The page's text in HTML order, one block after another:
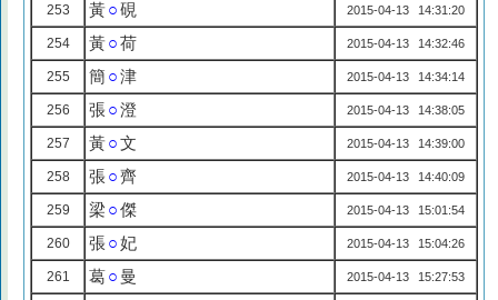
253 黃○硯 2015-04-13 14:31:20
254 黃○荷 2015-04-13 14:32:46
255 簡 ○津 2015-04-13 14:34:14
256 張○澄 2015-04-13 14:38:05
257 黃○文 2015-04-13 14:39:00
258 張○齊 2015-04-13 14:40:09
259 梁 ○傑 2015-04-13 15:01:54
260 張○妃 2015-04-13 15:04:26
261 葛○ 曼 2015-04-13 15:27:53